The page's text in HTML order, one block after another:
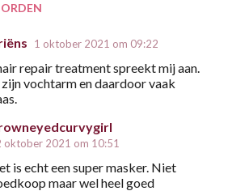
1 oktober 2021 om 09:22
repair treatment spreekt mij aan.
vochtarm en daardoor vaak
oktober 2021 om 10:51
is echt een super masker. Niet
maar wel heel goed